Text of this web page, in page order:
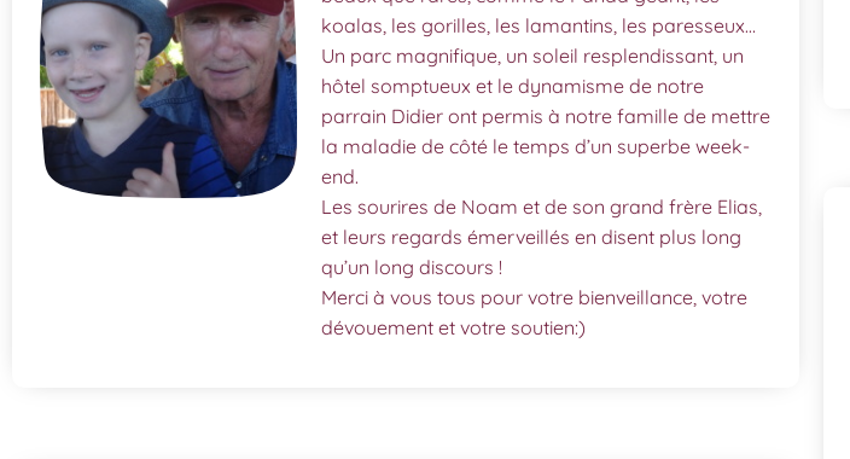
koalas, les gorilles, les lamantins, les paresseux…
Un parc magnifique, un soleil resplendissant, un
hôtel somptueux et le dynamisme de notre
parrain Didier ont permis à notre famille de mettre
la maladie de côté le temps d’un superbe week-
end.
Les sourires de Noam et de son grand frère Elias,
et leurs regards émerveillés en disent plus long
qu’un long discours !
Merci à vous tous pour votre bienveillance, votre
dévouement et votre soutien:)